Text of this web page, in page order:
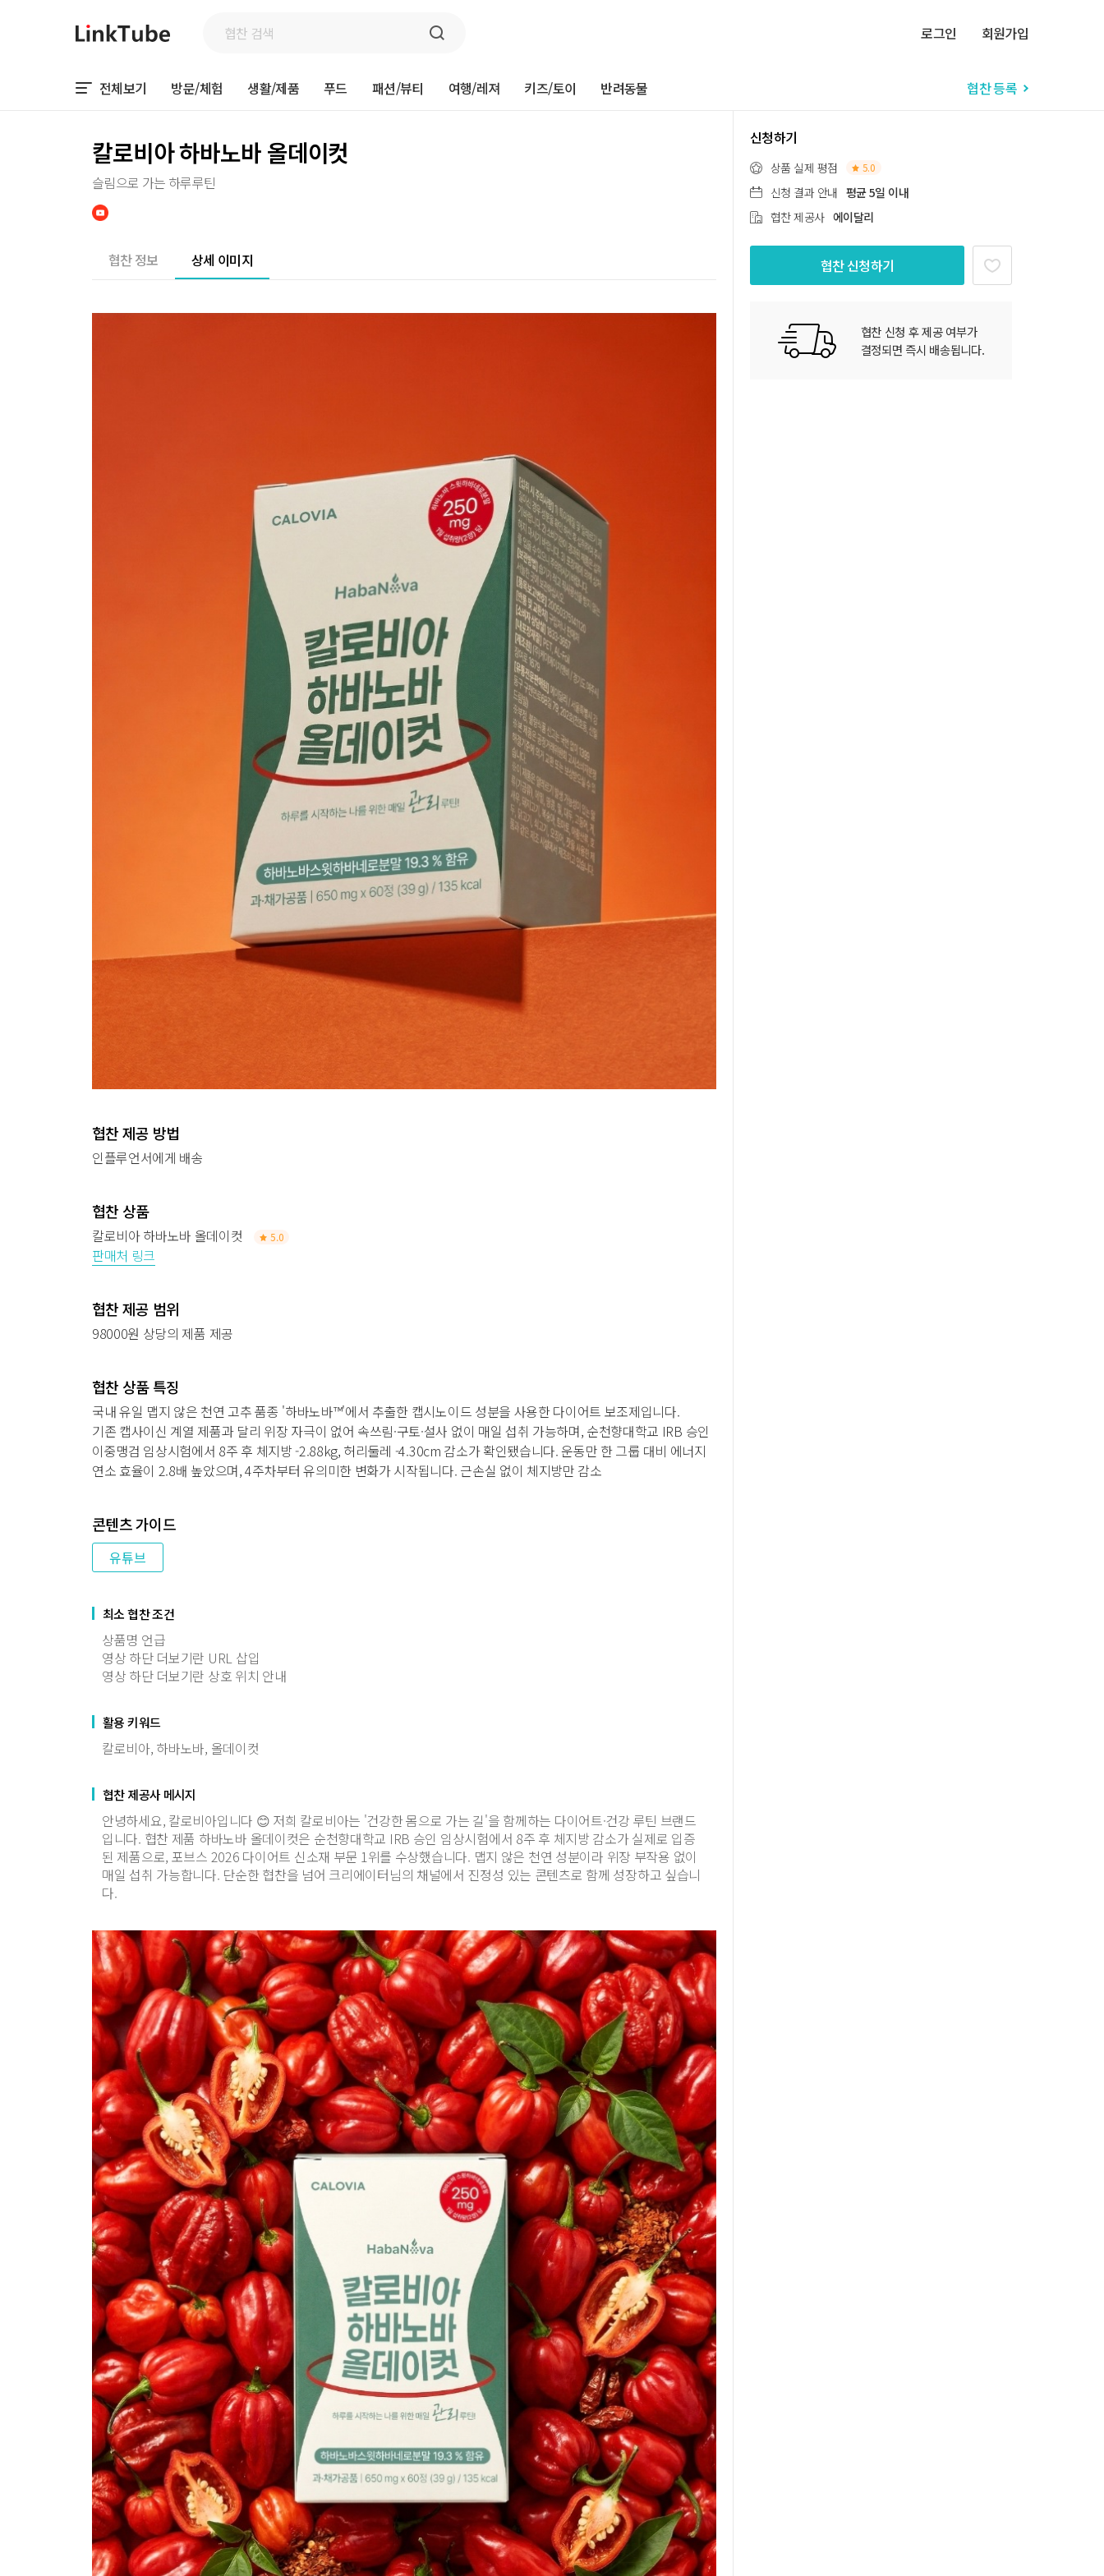
로그인 회원가입
전체보기 방문/체험 생활/제품 푸드 패션/뷰티 여행/레져 키즈/토이 반려동물 협찬 등록
칼로비아 하바노바 올데이컷
슬림으로 가는 하루루틴
협찬 정보 상세 이미지
협찬 제공 방법
인플루언서에게 배송
협찬 상품
칼로비아 하바노바 올데이컷 5.0
판매처 링크
협찬 제공 범위
98000원 상당의 제품 제공
협찬 상품 특징
국내 유일 맵지 않은 천연 고추 품종 '하바노바™'에서 추출한 캡시노이드 성분을 사용한 다이어트 보조제입니다.
기존 캡사이신 계열 제품과 달리 위장 자극이 없어 속쓰림·구토·설사 없이 매일 섭취 가능하며, 순천향대학교 IRB 승인
이중맹검 임상시험에서 8주 후 체지방 -2.88kg, 허리둘레 -4.30cm 감소가 확인됐습니다. 운동만 한 그룹 대비 에너지
연소 효율이 2.8배 높았으며, 4주차부터 유의미한 변화가 시작됩니다. 근손실 없이 체지방만 감소
콘텐츠 가이드
유튜브
최소 협찬 조건
상품명 언급
영상 하단 더보기란 URL 삽입
영상 하단 더보기란 상호 위치 안내
활용 키워드
칼로비아, 하바노바, 올데이컷
협찬 제공사 메시지
안녕하세요, 칼로비아입니다 😊 저희 칼로비아는 '건강한 몸으로 가는 길'을 함께하는 다이어트·건강 루틴 브랜드
입니다. 협찬 제품 하바노바 올데이컷은 순천향대학교 IRB 승인 임상시험에서 8주 후 체지방 감소가 실제로 입증
된 제품으로, 포브스 2026 다이어트 신소재 부문 1위를 수상했습니다. 맵지 않은 천연 성분이라 위장 부작용 없이
매일 섭취 가능합니다. 단순한 협찬을 넘어 크리에이터님의 채널에서 진정성 있는 콘텐츠로 함께 성장하고 싶습니
다.
신청하기
상품 실제 평점 5.0
신청 결과 안내 평균 5일 이내
협찬 제공사 에이달리
협찬 신청하기
협찬 신청 후 제공 여부가
결정되면 즉시 배송됩니다.